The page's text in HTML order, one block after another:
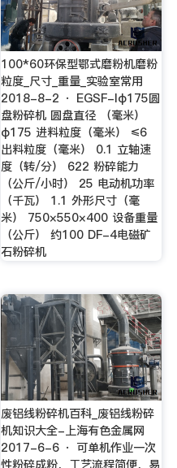
100*60环保型鄂式磨粉机磨粉
粒度_尺寸_重量_实验室常用
2018-8-2 · EGSF-Iφ175圆
盘粉碎机 圆盘直径 （毫米）
φ175 进料粒度（毫米） ≤6
出料粒度（毫米） 0.1 立轴速
度（转/分） 622 粉碎能力
（公斤/小时） 25 电动机功率
（千瓦） 1.1 外形尺寸（毫
米） 750×550×400 设备重量
（公斤） 约100 DF-4电磁矿
石粉碎机
废铝线粉碎机百科_废铝线粉碎
机知识大全-上海有色金属网
2017-6-6 · 可单机作业一次
性粉碎成粉，工艺流程简便，易